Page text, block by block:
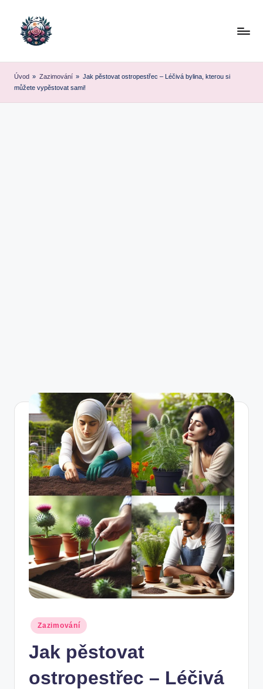
Úvod » Zazimování » Jak pěstovat ostropestřec – Léčivá bylina, kterou si
můžete vypěstovat sami!
Posted
in
Zazimování
Jak pěstovat
ostropestřec – Léčivá